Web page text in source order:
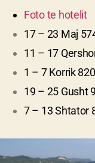
Foto te hotelit
17 – 23 Maj
11 – 17
1 – 7 Korrik
19 – 25 Gusht
7 – 13 Shtator